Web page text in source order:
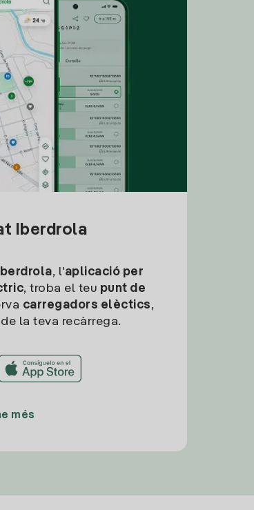
Iberdrola
, l'aplicació per
, troba el teu punt de
carregadors elèctics,
la teva recàrrega.
més